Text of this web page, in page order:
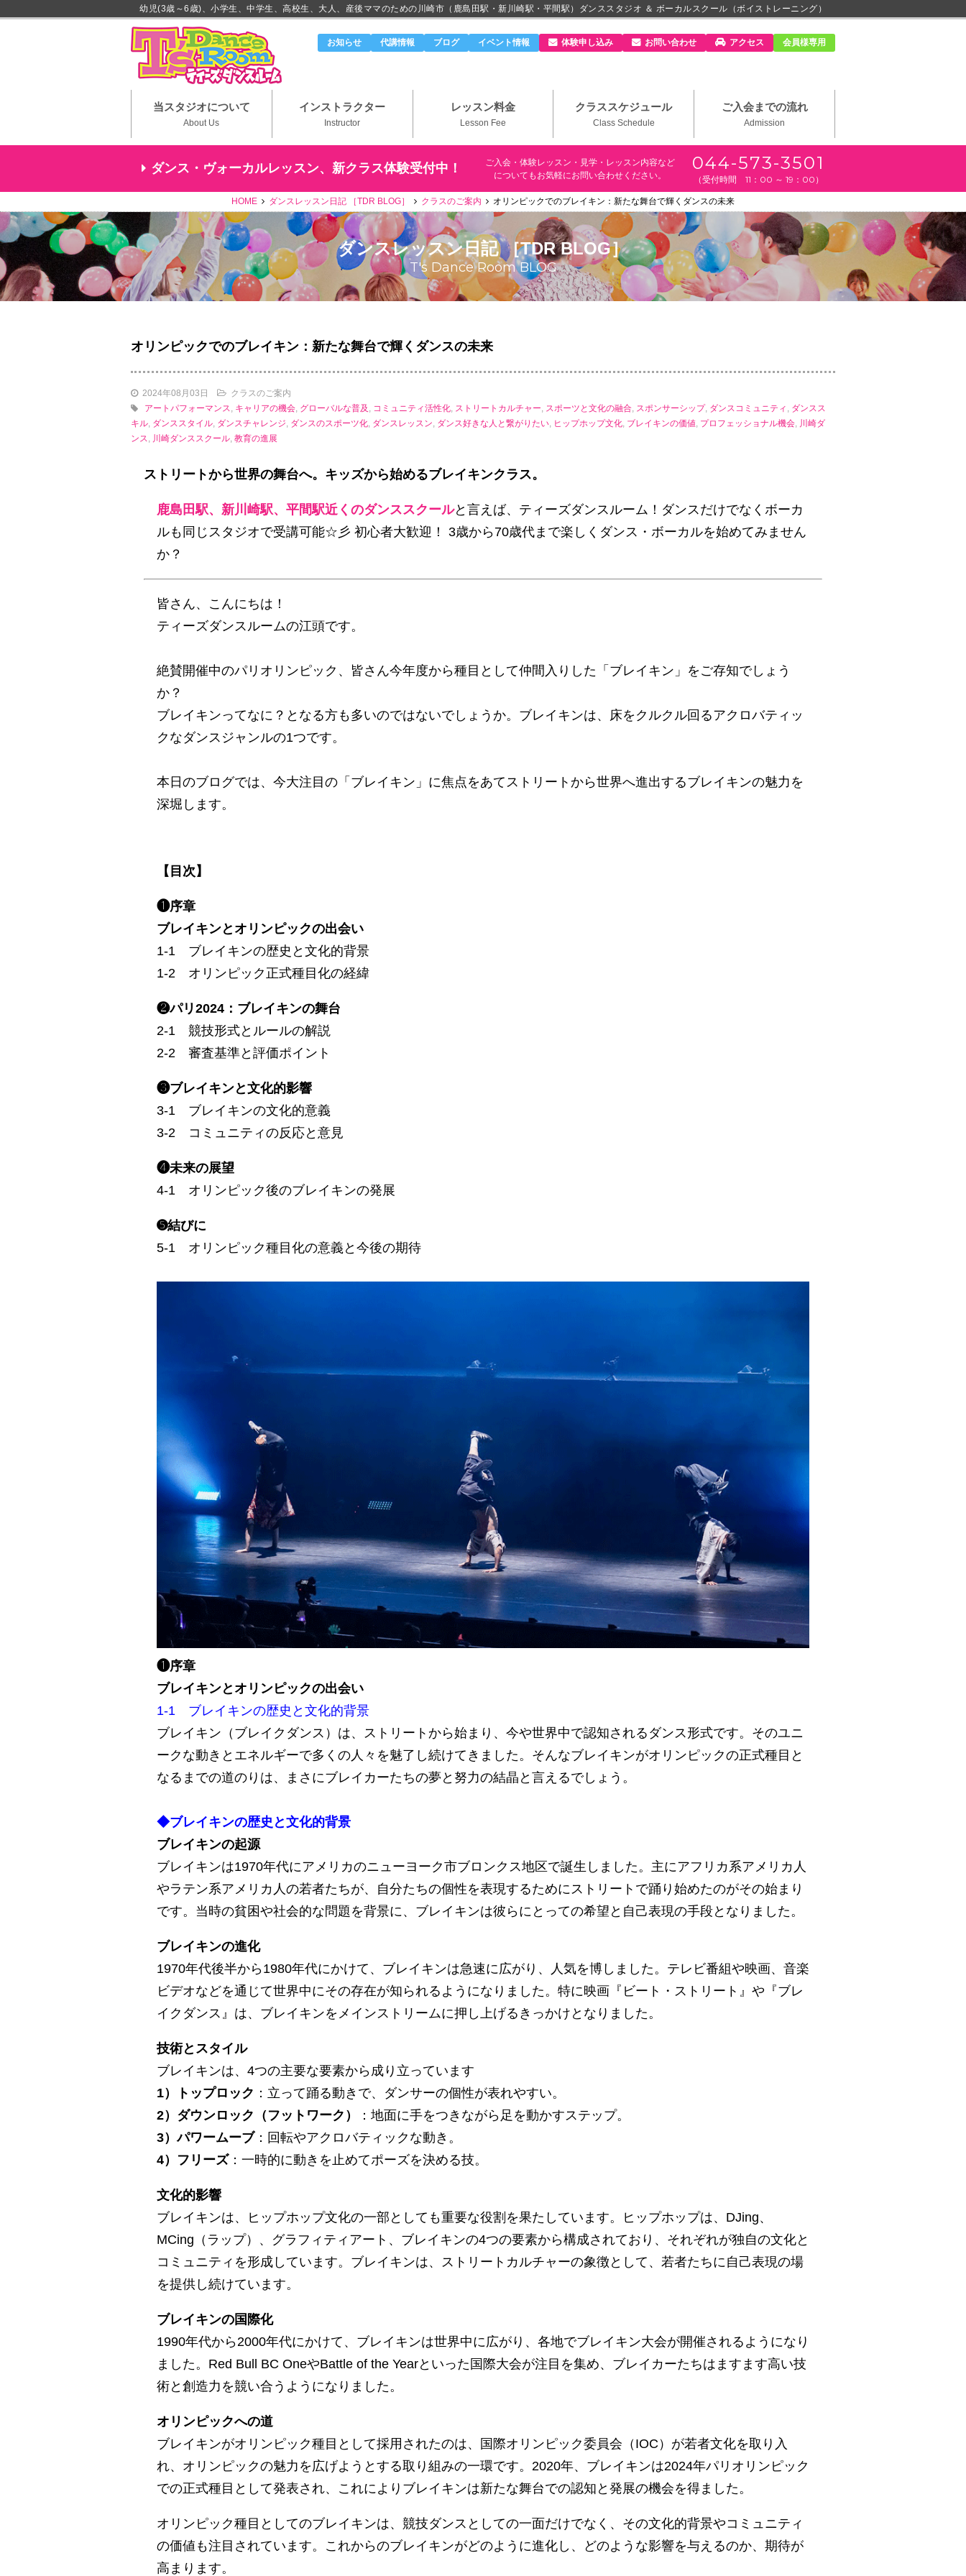
幼児(3歳～6歳)、小学生、中学生、高校生、大人、産後ママのための川崎市（鹿島田駅・新川崎駅・平間駅）ダンススタジオ ＆ ボーカルスクール（ボイストレーニング）
川崎市のダンススタジオ＆ボーカルスクール「T's Dance Room」
お知らせ 代講情報 ブログ イベント情報 体験申し込み お問い合わせ アクセス 会員様専用
当スタジオについて
About Us
インストラクター
Instructor
レッスン料金
Lesson Fee
クラススケジュール
Class Schedule
ご入会までの流れ
Admission
ダンス・ヴォーカルレッスン、新クラス体験受付中！
ご入会・体験レッスン・見学・レッスン内容など
についてもお気軽にお問い合わせください。
044-573-3501
（受付時間 11：00 ～ 19：00）
HOME ダンスレッスン日記 ［TDR BLOG］ クラスのご案内 オリンピックでのブレイキン：新たな舞台で輝くダンスの未来
ダンスレッスン日記 ［TDR BLOG］
T's Dance Room BLOG
オリンピックでのブレイキン：新たな舞台で輝くダンスの未来
2024年08月03日
クラスのご案内
アートパフォーマンス, キャリアの機会, グローバルな普及 , コミュニティ活性化, ストリートカルチャー, スポーツと文化の融合, スポンサーシップ, ダンスコミュニティ , ダンスス
キル, ダンススタイル, ダンスチャレンジ, ダンスのスポーツ化, ダンスレッスン, ダンス好きな人と繋がりたい, ヒップホップ文化, ブレイキンの価値, プロフェッショナル機会, 川崎ダ
ンス, 川崎ダンススクール, 教育の進展
ストリートから世界の舞台へ。キッズから始めるブレイキンクラス。
鹿島田駅、新川崎駅、平間駅近くのダンススクールと言えば、ティーズダンスルーム！ダンスだけでなくボーカ
ルも同じスタジオで受講可能☆彡 初心者大歓迎！ 3歳から70歳代まで楽しくダンス・ボーカルを始めてみません
か？
皆さん、こんにちは！
ティーズダンスルームの江頭です。
絶賛開催中のパリオリンピック、皆さん今年度から種目として仲間入りした「ブレイキン」をご存知でしょう
か？
ブレイキンってなに？となる方も多いのではないでしょうか。ブレイキンは、床をクルクル回るアクロバティッ
クなダンスジャンルの1つです。
本日のブログでは、今大注目の「ブレイキン」に焦点をあてストリートから世界へ進出するブレイキンの魅力を
深堀します。
【目次】
❶序章
ブレイキンとオリンピックの出会い
1-1 ブレイキンの歴史と文化的背景
1-2 オリンピック正式種目化の経緯
❷パリ2024：ブレイキンの舞台
2-1 競技形式とルールの解説
2-2 審査基準と評価ポイント
❸ブレイキンと文化的影響
3-1 ブレイキンの文化的意義
3-2 コミュニティの反応と意見
❹未来の展望
4-1 オリンピック後のブレイキンの発展
➎結びに
5-1 オリンピック種目化の意義と今後の期待
❶序章
ブレイキンとオリンピックの出会い
1-1 ブレイキンの歴史と文化的背景
ブレイキン（ブレイクダンス）は、ストリートから始まり、今や世界中で認知されるダンス形式です。そのユニ
ークな動きとエネルギーで多くの人々を魅了し続けてきました。そんなブレイキンがオリンピックの正式種目と
なるまでの道のりは、まさにブレイカーたちの夢と努力の結晶と言えるでしょう。
◆ブレイキンの歴史と文化的背景
ブレイキンの起源
ブレイキンは1970年代にアメリカのニューヨーク市ブロンクス地区で誕生しました。主にアフリカ系アメリカ人
やラテン系アメリカ人の若者たちが、自分たちの個性を表現するためにストリートで踊り始めたのがその始まり
です。当時の貧困や社会的な問題を背景に、ブレイキンは彼らにとっての希望と自己表現の手段となりました。
ブレイキンの進化
1970年代後半から1980年代にかけて、ブレイキンは急速に広がり、人気を博しました。テレビ番組や映画、音楽
ビデオなどを通じて世界中にその存在が知られるようになりました。特に映画『ビート・ストリート』や『ブレ
イクダンス』は、ブレイキンをメインストリームに押し上げるきっかけとなりました。
技術とスタイル
ブレイキンは、4つの主要な要素から成り立っています
1）トップロック ：立って踊る動きで、ダンサーの個性が表れやすい。
2）ダウンロック（フットワーク）
：地面に手をつきながら足を動かすステップ。
3）パワームーブ：回転やアクロバティックな動き。
4）フリーズ：一時的に動きを止めてポーズを決める技。
文化的影響
ブレイキンは、ヒップホップ文化の一部としても重要な役割を果たしています。ヒップホップは、DJing、
MCing（ラップ）、グラフィティアート、ブレイキンの4つの要素から構成されており、それぞれが独自の文化と
コミュニティを形成しています。ブレイキンは、ストリートカルチャーの象徴として、若者たちに自己表現の場
を提供し続けています。
ブレイキンの国際化
1990年代から2000年代にかけて、ブレイキンは世界中に広がり、各地でブレイキン大会が開催されるようになり
ました。Red Bull BC OneやBattle of the Yearといった国際大会が注目を集め、ブレイカーたちはますます高い技
術と創造力を競い合うようになりました。
オリンピックへの道
ブレイキンがオリンピック種目として採用されたのは、国際オリンピック委員会（IOC）が若者文化を取り入
れ、オリンピックの魅力を広げようとする取り組みの一環です。2020年、ブレイキンは2024年パリオリンピック
での正式種目として発表され、これによりブレイキンは新たな舞台での認知と発展の機会を得ました。
オリンピック種目としてのブレイキンは、競技ダンスとしての一面だけでなく、その文化的背景やコミュニティ
の価値も注目されています。これからのブレイキンがどのように進化し、どのような影響を与えるのか、期待が
高まります。